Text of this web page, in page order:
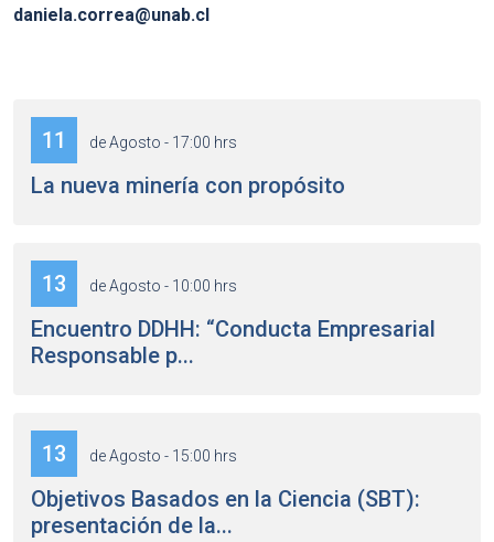
daniela.correa@unab.cl
11 de Agosto - 17:00 hrs
La nueva minería con propósito
13 de Agosto - 10:00 hrs
Encuentro DDHH: “Conducta Empresarial
Responsable p...
13 de Agosto - 15:00 hrs
Objetivos Basados en la Ciencia (SBT):
presentación de la...